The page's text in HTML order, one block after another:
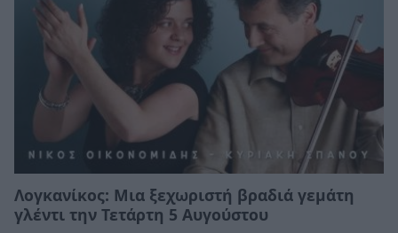
Λογκανίκος: Μια ξεχωριστή βραδιά γεμάτη
γλέντι την Τετάρτη 5 Αυγούστου